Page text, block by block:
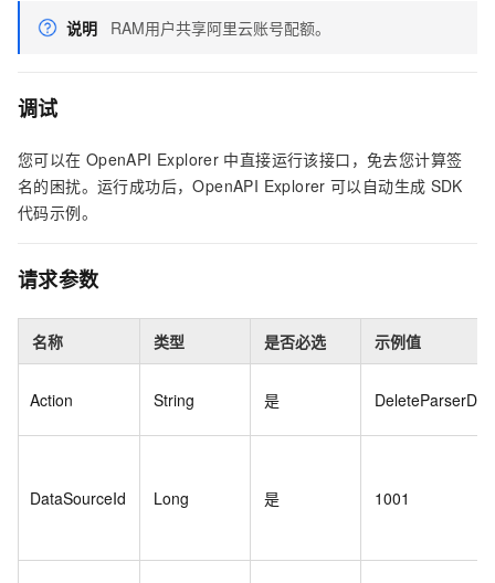
说明 RAM用户共享阿里云账号配额。
调试
您可以在 OpenAPI Explorer 中直接运行该接口，免去您计算签
名的困扰。运行成功后，OpenAPI Explorer 可以自动生成 SDK
代码示例。
请求参数
名称 类型 是否必选 示例值
Action String 是
DataSourceId Long 是 1001